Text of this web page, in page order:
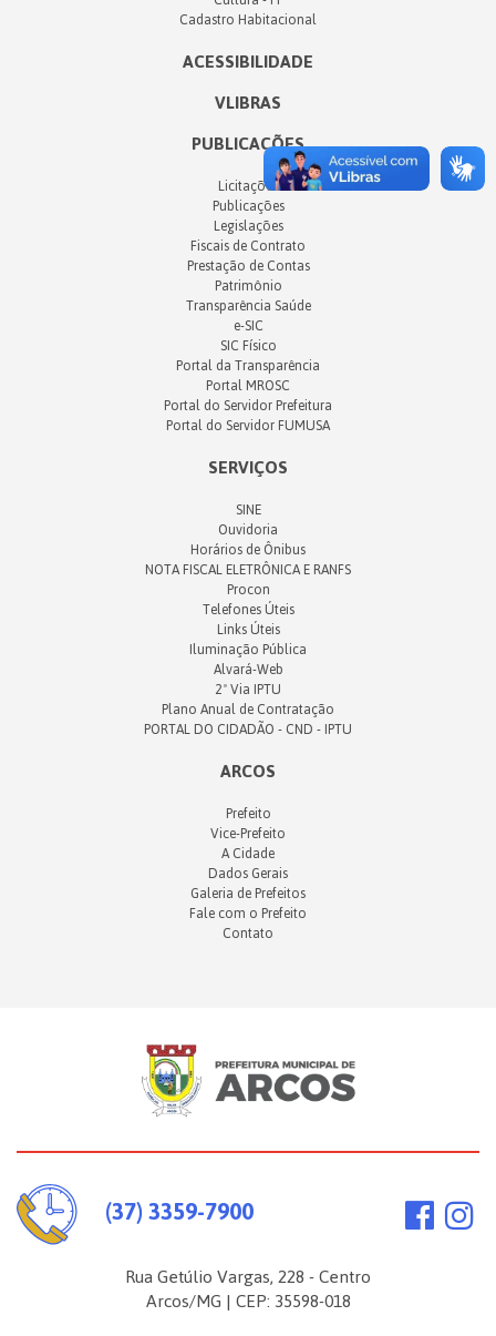
(37) 3359-7900
Rua Getúlio Vargas, 228 - Centro
Arcos/MG | CEP: 35598-018
Cadastro Habitacional
ACESSIBILIDADE
VLIBRAS
PUBLICAÇÕES
Licitações
Publicações
Legislações
Fiscais de Contrato
Prestação de Contas
Patrimônio
Transparência Saúde
e-SIC
SIC Físico
Portal da Transparência
Portal MROSC
Portal do Servidor Prefeitura
Portal do Servidor FUMUSA
SERVIÇOS
SINE
Ouvidoria
Horários de Ônibus
NOTA FISCAL ELETRÔNICA E RANFS
Procon
Telefones Úteis
Links Úteis
Iluminação Pública
Alvará-Web
2ª Via IPTU
Plano Anual de Contratação
PORTAL DO CIDADÃO - CND - IPTU
ARCOS
Prefeito
Vice-Prefeito
A Cidade
Dados Gerais
Galeria de Prefeitos
Fale com o Prefeito
Contato